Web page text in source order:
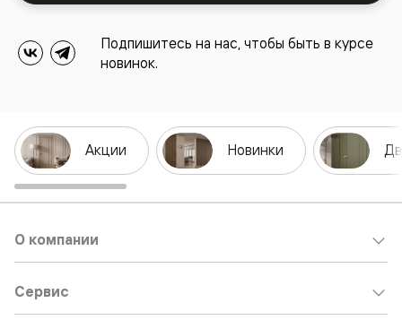
Подпишитесь на нас, чтобы быть в курсе
новинок.
Акции Новинки
О компании
Сервис